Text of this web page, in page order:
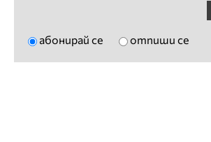
абонирай се отпиши се